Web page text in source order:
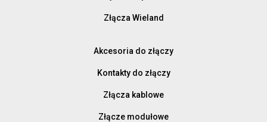
Złącza Wieland
Akcesoria do złączy
Kontakty do złączy
Złącza kablowe
Złącze modułowe